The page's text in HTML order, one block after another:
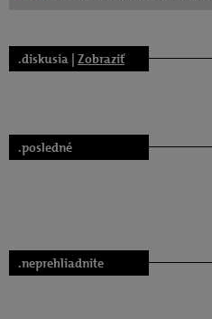
.diskusia | Zobraziť
.posledné
.neprehliadnite